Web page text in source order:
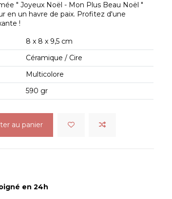
" Joyeux Noël - Mon Plus Beau Noël "
en un havre de paix. Profitez d'une
!
8 x 8 x 9,5 cm
Céramique / Cire
Multicolore
590 gr
au panier
en 24h